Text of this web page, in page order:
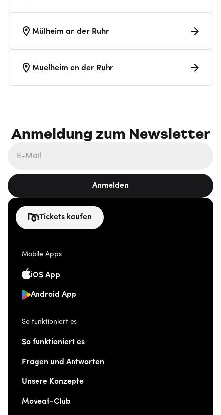
Mülheim an der Ruhr
Muelheim an der Ruhr
Anmeldung zum Newsletter
Anmelden
Tickets kaufen
Mobile Apps
iOS App
Android App
So funktioniert es
So funktioniert es
Fragen und Antworten
Unsere Konzepte
Moveat-Club